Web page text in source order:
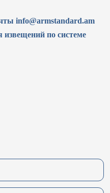
info@armstandard.am
извещений по системе